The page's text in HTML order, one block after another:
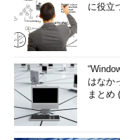
に役立
はなか
まとめ